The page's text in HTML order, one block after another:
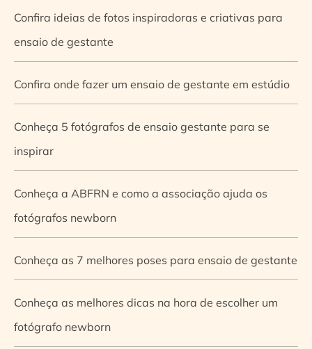
Confira ideias de fotos inspiradoras e criativas para
ensaio de gestante
Confira onde fazer um ensaio de gestante em estúdio
Conheça 5 fotógrafos de ensaio gestante para se
inspirar
Conheça a ABFRN e como a associação ajuda os
fotógrafos newborn
Conheça as 7 melhores poses para ensaio de gestante
Conheça as melhores dicas na hora de escolher um
fotógrafo newborn